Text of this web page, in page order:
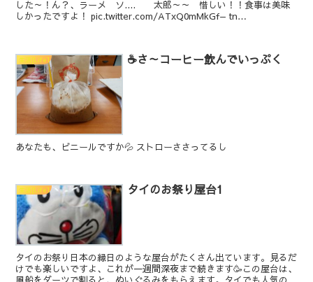
した～！ん？、ラーメ ソ.... 太郎～～ 惜しい！！食事は美味
しかったですよ！ pic.twitter.com/ATxQ0mMkGf— tn
生活[Life] ☕さ～コーヒー飲んでいっぷく
あなたも、ビニールですか💦 ストローささってるし
生活[Life] タイのお祭り屋台1
タイのお祭り日本の縁日のような屋台がたくさん出ています。見るだ
けでも楽しいですよ、これが一週間深夜まで続きます🥳この屋台は、